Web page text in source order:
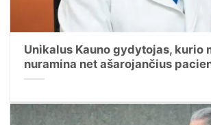
Unikalus Kauno gydytojas, kurio
nuramina net ašarojančius